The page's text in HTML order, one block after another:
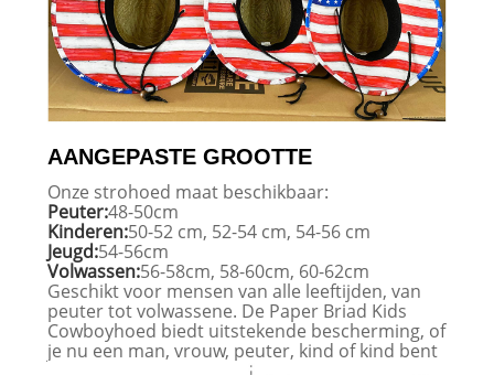
AANGEPASTE GROOTTE
Onze strohoed maat beschikbaar:
Peuter:48-50cm
Kinderen:50-52 cm, 52-54 cm, 54-56 cm
Jeugd:54-56cm
Volwassen:56-58cm, 58-60cm, 60-62cm
Geschikt voor mensen van alle leeftijden, van
peuter tot volwassene. De Paper Briad Kids
Cowboyhoed biedt uitstekende bescherming, of
je nu een man, vrouw, peuter, kind of kind bent